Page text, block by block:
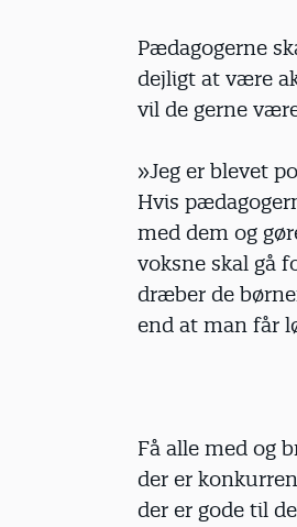
Pædagogerne
dejligt at være
vil de gerne
»Jeg er blevet
Hvis
med dem og
voksne skal gå
dræber de
end at man får
Få alle med og
der er
der er gode til